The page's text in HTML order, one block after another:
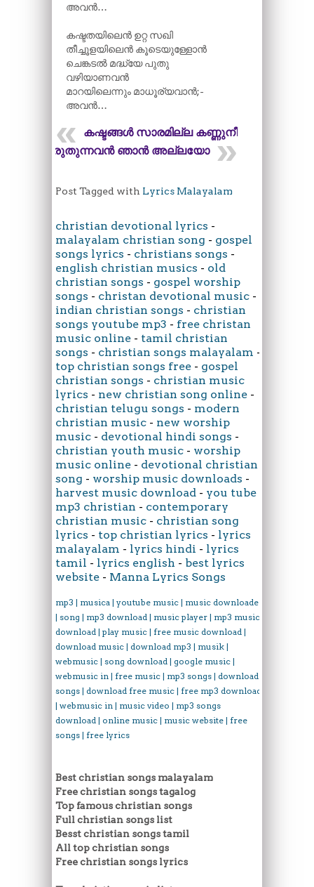
അവൻ…
കഷ്ടതയിലെൻ ഉറ്റ സഖി
തീച്ചൂളയിലെൻ കൂടെയുള്ളോൻ
ചെങ്കടൽ മദ്ധ്യേ പുതു
വഴിയാണവൻ
മാറയിലെന്നും മാധൂര്യവാൻ;-
അവൻ…
കഷ്ടങ്ങൾ സാരമില്ല കണ്ണുനീർ
കരുതുന്നവൻ ഞാൻ അല്ലയോ
Post Tagged with Lyrics Malayalam
christian devotional lyrics -
malayalam christian song - gospel
songs lyrics - christians songs -
english christian musics - old
christian songs - gospel worship
songs - christan devotional music -
indian christian songs - christian
songs youtube mp3 - free christan
music online - tamil christian
songs - christian songs malayalam -
top christian songs free - gospel
christian songs - christian music
lyrics - new christian song online -
christian telugu songs - modern
christian music - new worship
music - devotional hindi songs -
christian youth music - worship
music online - devotional christian
song - worship music downloads -
harvest music download - you tube
mp3 christian - contemporary
christian music - christian song
lyrics - top christian lyrics - lyrics
malayalam - lyrics hindi - lyrics
tamil - lyrics english - best lyrics
website - Manna Lyrics Songs
mp3 | musica | youtube music | music downloader
| song | mp3 download | music player | mp3 music
download | play music | free music download |
download music | download mp3 | musik |
webmusic | song download | google music |
webmusic in | free music | mp3 songs | download
songs | download free music | free mp3 download
| webmusic in | music video | mp3 songs
download | online music | music website | free
songs | free lyrics
Best christian songs malayalam
Free christian songs tagalog
Top famous christian songs
Full christian songs list
Besst christian songs tamil
All top christian songs
Free christian songs lyrics